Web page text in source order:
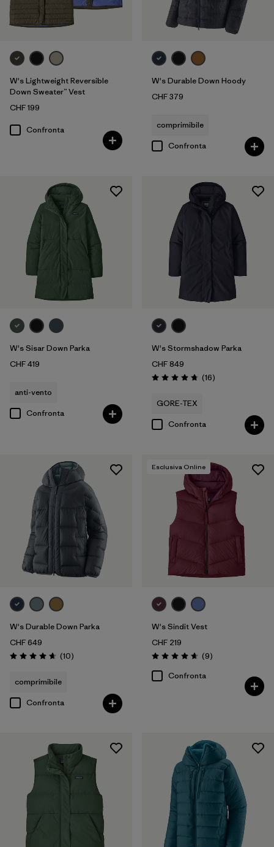
W's Lightweight Reversible
Down Sweater™ Vest
CHF 199
Confronta
W's Durable Down Hoody
CHF 379
comprimibile
Confronta
W's Sisar Down Parka
CHF 419
anti-vento
Confronta
W's Stormshadow Parka
CHF 849
Valutazione: 4.8 / 5
(16Recensioni
)
GORE-TEX
Confronta
W's Durable Down Parka
CHF 649
Valutazione: 4.7 / 5
(10Recensioni
)
comprimibile
Confronta
Esclusiva Online
W's Sindit Vest
CHF 219
Valutazione: 4.7 / 5
(9Recensioni
)
Confronta